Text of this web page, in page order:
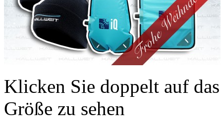
Klicken Sie doppelt auf
Größe zu sehen